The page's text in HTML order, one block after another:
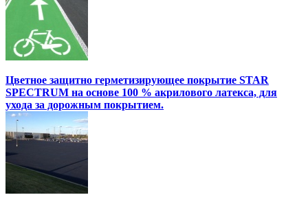
Цветное защитно герметизирующее покрытие STAR
SPECTRUM на основе 100 % акрилового латекса, для
ухода за дорожным покрытием.